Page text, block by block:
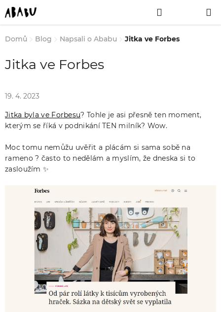
Přejít
na
obsah
NÁKUPNÍ
KOŠÍK
Domů
Blog Napsali o Ababu Jitka ve Forbes
Jitka ve Forbes
19. 4. 2023
Jitka byla ve Forbesu? Tohle je asi přesně ten moment,
kterým se říká v podnikání TEN milník? Wow.
Moc tomu nemůžu uvěřit a plácám si sama sobě na
rameno ? často to nedělám a myslím, že dneska si to
zasloužím ✨